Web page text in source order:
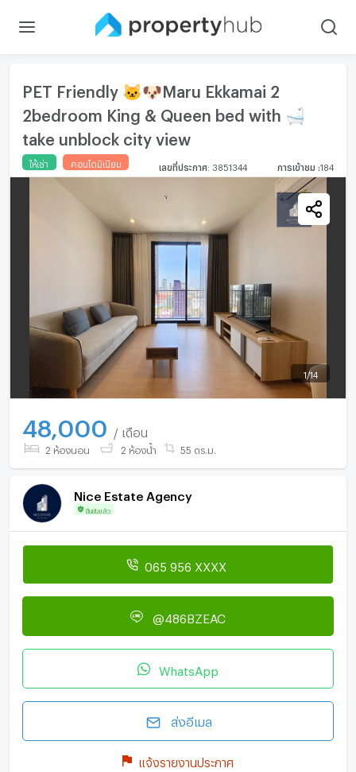
PET Friendly 🐱🐶Maru Ekkamai 2
2bedroom King & Queen bed with 🛁
take unblock city view
ให้เช่า คอนโดมิเนียม เลขที่ประกาศ 3851344 การเข้าชม :184
1 /14
48,000 / เดือน
2 ห้องนอน 2 ห้องน้ำ 55 ตร.ม.
Nice Estate Agency
ยืนยันแล้ว
065 956 XXXX
@486BZEAC
WhatsApp
ส่งอีเมล
แจ้งรายงานประกาศ